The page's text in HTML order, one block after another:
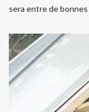
sera entre de bonnes